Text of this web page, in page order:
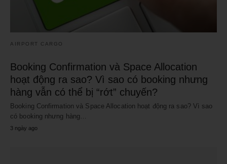
AIRPORT CARGO
Booking Confirmation và Space Allocation
hoạt động ra sao? Vì sao có booking nhưng
hàng vẫn có thể bị “rớt” chuyến?
Booking Confirmation và Space Allocation hoạt động ra sao? Vì sao
có booking nhưng hàng…
3 ngày ago